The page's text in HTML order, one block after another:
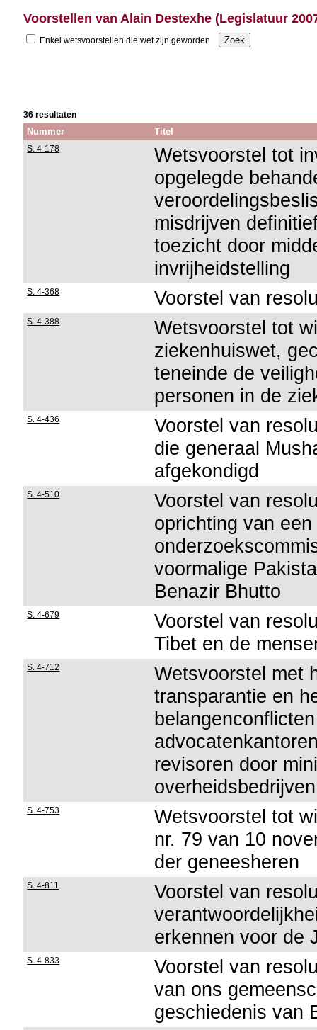
Voorstellen van Alain Destexhe (Legislatuur
Enkel wetsvoorstellen die wet zijn geworden
36 resultaten
Nummer Titel
S. 4-178
Wetsvoorstel tot
opgelegde
misdrijven
toezicht door
invrijheidstelling
S. 4-368 Voorstel van
S. 4-388
Wetsvoorstel tot
ziekenhuiswet,
teneinde de
personen in de
S. 4-436
Voorstel van
die generaal
afgekondigd
S. 4-510
Voorstel van
oprichting van
voormalige
Benazir Bhutto
S. 4-679
Voorstel van
Tibet en de
S. 4-712
Wetsvoorstel met
transparantie en
revisoren door
overheidsbedrijven
S. 4-753
Wetsvoorstel tot
nr. 79 van 10
der geneesheren
S. 4-811
Voorstel van
erkennen voor de
S. 4-833
Voorstel van
van ons
geschiedenis van